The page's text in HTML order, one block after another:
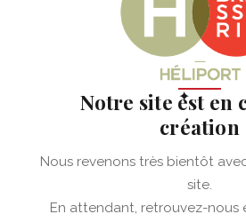
✦
Notre site est en
création
Nous revenons très bientôt
site.
En attendant, retrouvez-nous